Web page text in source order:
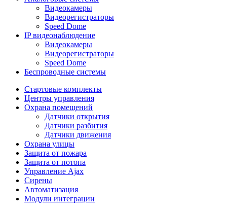
Видеокамеры
Видеорегистраторы
Speed Dome
IP видеонаблюдение
Видеокамеры
Видеорегистраторы
Speed Dome
Беспроводные системы
Стартовые комплекты
Центры управления
Охрана помещений
Датчики открытия
Датчики разбития
Датчики движения
Охрана улицы
Защита от пожара
Защита от потопа
Управление Ajax
Сирены
Автоматизация
Модули интеграции